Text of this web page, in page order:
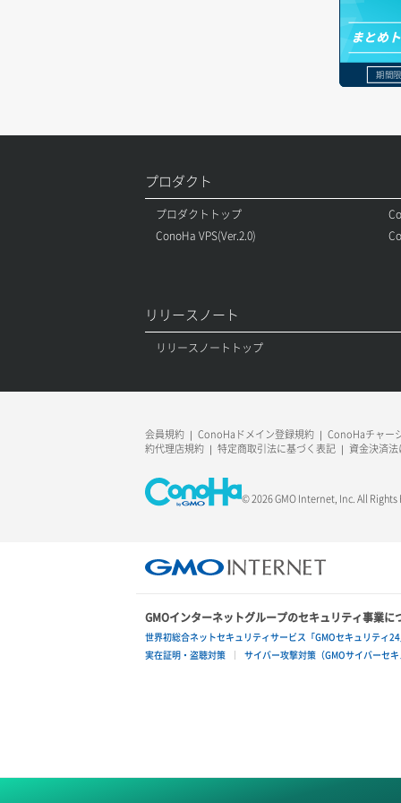
まとめ
期間
プロダクト
プロダクトトップ
ConoHa VPS(Ver.2.0)
リリースノート
リリースノートトップ
会員規約 ConoHaドメイン登録規約 ConoHaチャー
約代理店規約
特定商取引法に基づく表記 資金決済
© 2026 GMO Internet, Inc. All Rights
GMOインターネットグループのセキュリティ事業に
世界初総合ネットセキュリティサービス「GMOセキュリティ24
実在証明・盗聴対策
サイバー攻撃対策（GMOサイバーセキ